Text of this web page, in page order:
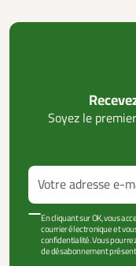
Soyez le
En cliquant sur OK, vous
courrier électronique et
confidentialité. Vous
de désabonnement